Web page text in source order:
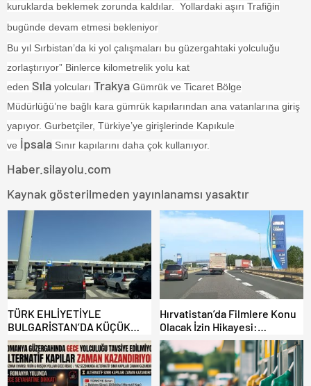
kuruklarda beklemek zorunda kaldılar. Yollardaki aşırı Trafiğin
bugünde devam etmesi bekleniyor
Bu yıl Sırbistan’da ki yol çalışmaları bu güzergahtaki yolculuğu
zorlaştırıyor” Binlerce kilometrelik yolu kat
eden Sıla yolcuları Trakya Gümrük ve Ticaret Bölge
Müdürlüğü’ne bağlı kara gümrük kapılarından ana vatanlarına giriş
yapıyor. Gurbetçiler, Türkiye’ye girişlerinde Kapıkule
ve İpsala Sınır kapılarını daha çok kullanıyor.
Haber.silayolu.com
Kaynak gösterilmeden yayınlanamsı yasaktır
TÜRK EHLİYETİYLE
BULGARİSTAN’DA KÜÇÜK
HATA, ARACINA 6 AY EL
KONULMASINA YOL AÇTI
Hırvatistan’da Filmlere Konu
Olacak İzin Hikayesi:
Benzinlikte Eşini Unuttu!